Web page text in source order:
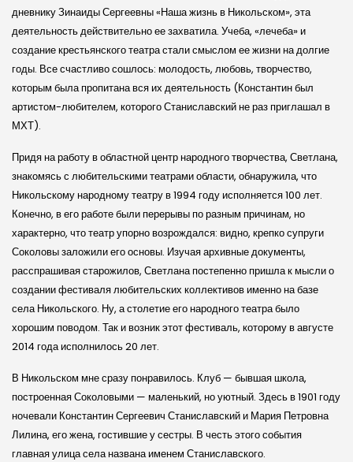
дневнику Зинаиды Сергеевны «Наша жизнь в Николь­ском», эта
деятельность действительно ее захватила. Учеба, «лечеба» и
создание крестьян­ского театра стали смыслом ее жизни на долгие
годы. Все счастливо сошлось: молодость, любовь, творчество,
которым была пропитана вся их деятельность (Константин был
артистом-любителем, которого Станислав­ский не раз приглашал в
МХТ).
Придя на работу в областной центр народного творчества, Светлана,
знакомясь с любитель­скими театрами области, обнаружила, что
Николь­скому народному театру в 1994 году исполняется 100 лет.
Конечно, в его работе были перерывы по разным причинам, но
характерно, что театр упорно возрождался: видно, крепко супруги
Соколовы заложили его основы. Изучая архивные документы,
расспрашивая старожилов, Светлана постепенно пришла к мысли о
создании фестиваля любитель­ских коллективов именно на базе
села Николь­ского. Ну, а столетие его народного театра было
хорошим поводом. Так и возник этот фестиваль, которому в августе
2014 года исполнилось 20 лет.
В Николь­ском мне сразу понравилось. Клуб — бывшая школа,
построенная Соколовыми — маленький, но уютный. Здесь в 1901 году
ночевали Константин Сергеевич Станислав­ский и Мария Петровна
Лилина, его жена, гостившие у сестры. В честь этого события
главная улица села названа именем Станислав­ского.